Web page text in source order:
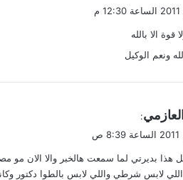
قوة الا بالله
ونعم الوكيل
:
لابس شرطي واللي لابس بالطوا دكتور